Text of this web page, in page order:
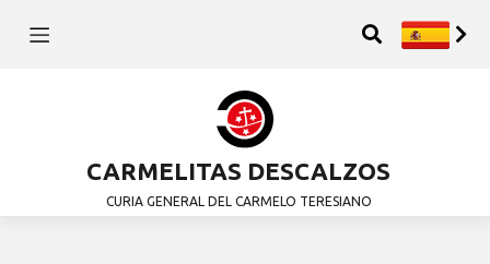
CARMELITAS DESCALZOS
CURIA GENERAL DEL CARMELO TERESIANO